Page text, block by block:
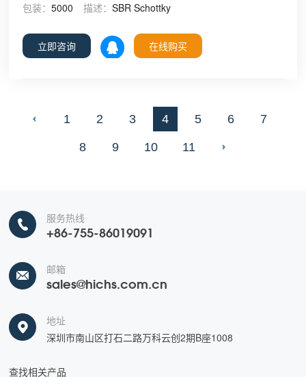
包装：5000 描述：SBR Schottky
立即咨询 在线购买
1 2 3 4 5 6 7
8 9 10 11
服务热线
+86-755-86019091
邮箱
sales@hichs.com.cn
地址
深圳市南山区打石二路万科云创2期B座1008
查找相关产品